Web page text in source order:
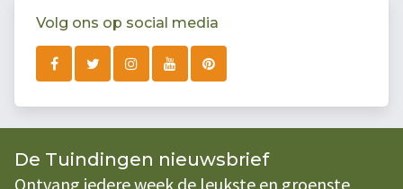
Volg ons op social media
De Tuindingen nieuwsbrief
Ontvang iedere week de leukste en groenste